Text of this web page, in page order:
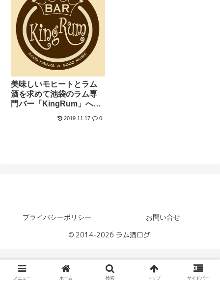
美味しいモヒートとラム
酒を求めて池袋のラム専
門バー「KingRum」へ行
2019.11.17 0
プライバシーポリシー お問い合せ
© 2014-2026 ラム酒ログ.
メニュー ホーム 検索 トップ サイドバー